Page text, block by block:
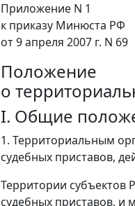
Приложение N 1
к приказу Минюста РФ
от 9 апреля 2007 г. N 69
Положение
о
I. Общие
1. Территориальным
судебных приставов,
Территории субъектов
судебных приставов, и